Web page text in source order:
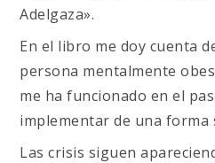
Adelgaza».
En el libro me doy cuenta
persona mentalmente
me ha funcionado en el
implementar de una forma
Las crisis siguen